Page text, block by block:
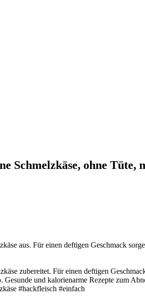
Schmelzkäse, ohne Tüte,
aus. Für einen deftigen Geschmack